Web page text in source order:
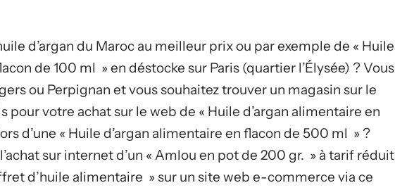
d’argan du Maroc au meilleur prix ou par exemple de « Huile
de 100 ml » en déstocke sur Paris (quartier l’Élysée) ? Vous
ou Perpignan et vous souhaitez trouver un magasin sur le
pour votre achat sur le web de « Huile d’argan alimentaire en
d’une « Huile d’argan alimentaire en flacon de 500 ml » ?
sur internet d’un « Amlou en pot de 200 gr. » à tarif réduit
d’huile alimentaire » sur un site web e-commerce via ce